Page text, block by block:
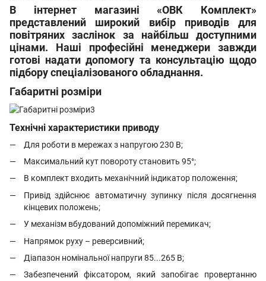
В інтернет магазині «ОВК Комплект»
представлений широкий вибір приводів для
повітряних заслінок за найбільш доступними
цінами. Наші професійні менеджери завжди
готові надати допомогу та консультацію щодо
підбору спеціалізованого обладнання.
Габаритні розміри
Технічні характеристики приводу
Для роботи в мережах з напругою 230 В;
Максимальний кут повороту становить 95°;
В комплект входить механічний індикатор положення;
Привід здійснює автоматичну зупинку після досягнення
кінцевих положень;
У механізм вбудований допоміжний перемикач;
Напрямок руху – реверсивний;
Діапазон номінальної напруги 85...265 В;
Забезпечений фіксатором, який запобігає провертанню